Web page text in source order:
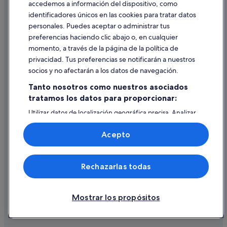
Ayuda
Cancelar un vuelo
Cancelar una reserva de hotel o de un alquiler vacacional
Utilizar un cupón de Expedia
Documentos para viajes internacionales
© 2026 Expedia, Inc., una empresa de Expedia Group. Todos los
derechos reservados. Expedia y el logotipo de Expedia son marcas
comerciales o marcas comerciales registradas de Expedia, Inc.
accedemos a información del dispositivo, como
identificadores únicos en las cookies para tratar datos
personales. Puedes aceptar o administrar tus
preferencias haciendo clic abajo o, en cualquier
momento, a través de la página de la política de
privacidad. Tus preferencias se notificarán a nuestros
socios y no afectarán a los datos de navegación.
Tanto nosotros como nuestros asociados
tratamos los datos para proporcionar:
Utilizar datos de localización geográfica precisa. Analizar
activamente las características del dispositivo para su
identificación. Almacenar la información en un dispositivo
y/o acceder a ella. Publicidad y contenido personalizados,
medición de publicidad y contenido, investigación de
audiencia y desarrollo de servicios.
Lista de asociados (proveedores)
Mostrar los propósitos
Rechazarlas todas
Acepto